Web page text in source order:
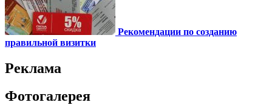
Рекомендации по созданию
правильной визитки
Реклама
Фотогалерея